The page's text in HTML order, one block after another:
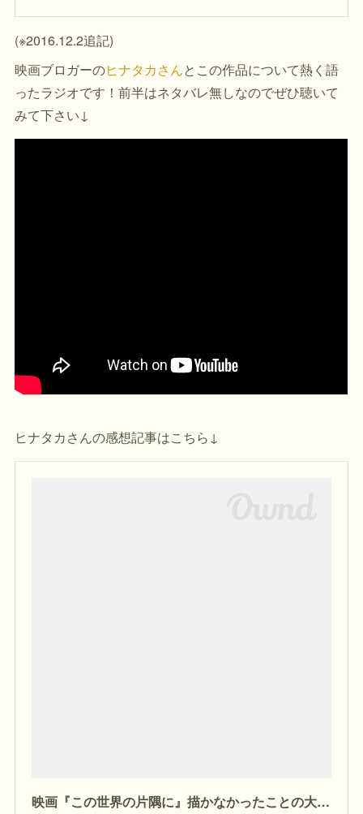
(※2016.12.2追記)
映画ブロガーのヒナタカさんとこの作品について熱く語
ったラジオです！前半はネタバレ無しなのでぜひ聴いて
みて下さい↓
ヒナタカさんの感想記事はこちら↓
映画『この世界の片隅に』描かなかったことの大切さ（ネタバレなし感想＋ネタバレレビュー）